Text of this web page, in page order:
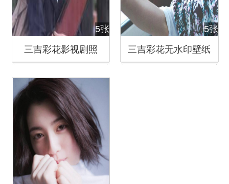
5张
三吉彩花影视剧照
5张
三吉彩花无水印壁纸